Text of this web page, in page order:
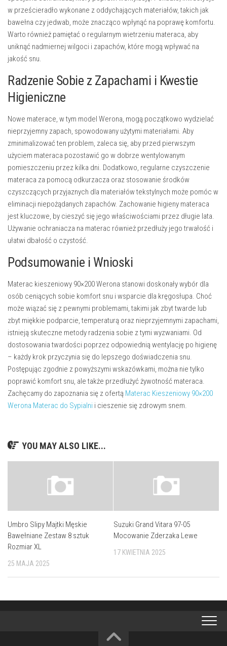
w prześcieradło wykonane z oddychających materiałów, takich jak
bawełna czy jedwab, może znacząco wpłynąć na poprawę komfortu.
Warto również pamiętać o regularnym wietrzeniu materaca, aby
uniknąć nadmiernej wilgoci i zapachów, które mogą wpływać na
jakość snu.
Radzenie Sobie z Zapachami i Kwestie
Higieniczne
Nowe materace, w tym model Werona, mogą początkowo wydzielać
nieprzyjemny zapach, spowodowany użytymi materiałami. Aby
zminimalizować ten problem, zaleca się, aby przed pierwszym
użyciem materaca pozostawić go w dobrze wentylowanym
pomieszczeniu przez kilka dni. Dodatkowo, regularne czyszczenie
materaca za pomocą odkurzacza oraz stosowanie środków
czyszczących przyjaznych dla materiałów tekstylnych może pomóc w
eliminacji niepożądanych zapachów. Zachowanie higieny materaca
jest kluczowe, by cieszyć się jego właściwościami przez długie lata.
Używanie ochraniacza na materac również przedłuży jego trwałość i
ułatwi dbałość o czystość.
Podsumowanie i Wnioski
Materac kieszeniowy 90×200 Werona stanowi doskonały wybór dla
osób ceniących sobie komfort snu i wsparcie dla kręgosłupa. Choć
może wiązać się z pewnymi problemami, takimi jak zbyt twarde lub
zbyt miękkie podparcie, temperaturą oraz nieprzyjemnymi zapachami,
istnieją skuteczne metody radzenia sobie z tymi wyzwaniami. Od
dostosowania twardości poprzez odpowiednią wentylację po higienę
– każdy krok przyczynia się do lepszego doświadczenia snu.
Postępując zgodnie z powyższymi wskazówkami, można nie tylko
poprawić komfort snu, ale także przedłużyć żywotność materaca.
Zachęcamy do zapoznania się z ofertą Materac Kieszeniowy 90×200
Werona Materac do Sypialni i cieszenie się zdrowym snem.
YOU MAY ALSO LIKE...
Umbro Slipy Majtki Męskie
Bawełniane Zestaw 8 sztuk
Rozmiar XL
25 MAJA 2025
Suzuki Grand Vitara 97-05
Mocowanie Zderzaka Lewe
17 KWIETNIA 2025